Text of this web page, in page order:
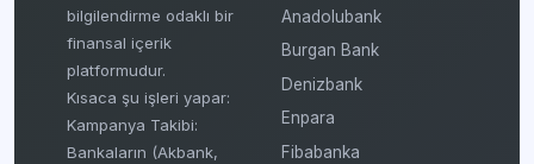
bilgilendirme odaklı bir
finansal içerik
platformudur.
Kısaca şu işleri yapar:
Kampanya Takibi:
Bankaların (Akbank,
Anadolubank
Burgan Bank
Denizbank
Enpara
Fibabanka